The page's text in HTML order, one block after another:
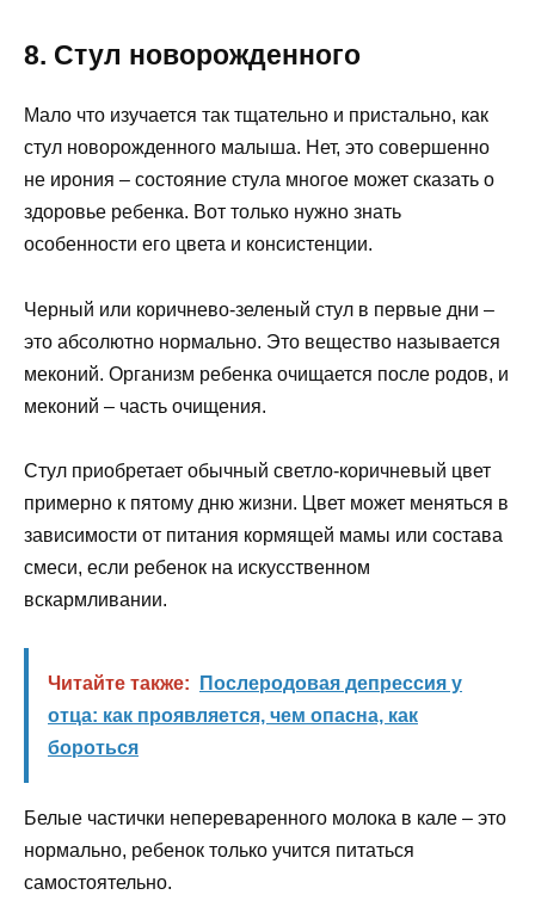
8. Стул новорожденного
Мало что изучается так тщательно и пристально, как
стул новорожденного малыша. Нет, это совершенно
не ирония – состояние стула многое может сказать о
здоровье ребенка. Вот только нужно знать
особенности его цвета и консистенции.
Черный или коричнево-зеленый стул в первые дни –
это абсолютно нормально. Это вещество называется
меконий. Организм ребенка очищается после родов, и
меконий – часть очищения.
Стул приобретает обычный светло-коричневый цвет
примерно к пятому дню жизни. Цвет может меняться в
зависимости от питания кормящей мамы или состава
смеси, если ребенок на искусственном
вскармливании.
Читайте также:
Послеродовая депрессия у
отца: как проявляется, чем опасна, как
бороться
Белые частички непереваренного молока в кале – это
нормально, ребенок только учится питаться
самостоятельно.